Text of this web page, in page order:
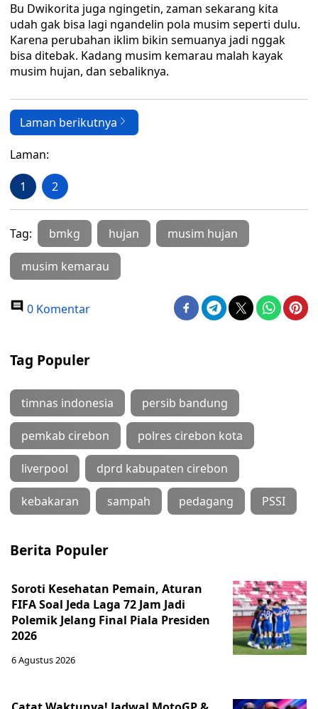
Bu Dwikorita juga ngingetin, zaman sekarang kita
udah gak bisa lagi ngandelin pola musim seperti dulu.
Karena perubahan iklim bikin semuanya jadi nggak
bisa ditebak. Kadang musim kemarau malah kayak
musim hujan, dan sebaliknya.
Laman berikutnya
Laman:
1 2
Tag: bmkg hujan musim hujan
musim kemarau
0 Komentar
Tag Populer
timnas indonesia persib bandung
pemkab cirebon polres cirebon kota
liverpool dprd kabupaten cirebon
kebakaran sampah pedagang PSSI
Berita Populer
Soroti Kesehatan Pemain, Aturan
FIFA Soal Jeda Laga 72 Jam Jadi
Polemik Jelang Final Piala Presiden
2026
6 Agustus 2026